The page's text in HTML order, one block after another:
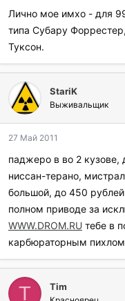
Лично мое имхо - для
типа Субару
Туксон.
StariK
Выживальщик
27 Май 2011
паджеро в во 2 кузове,
ниссан-терано,
большой, до 450
полном приводе за
WWW.DROM.RU тебе в
карбюраторным
T Tim